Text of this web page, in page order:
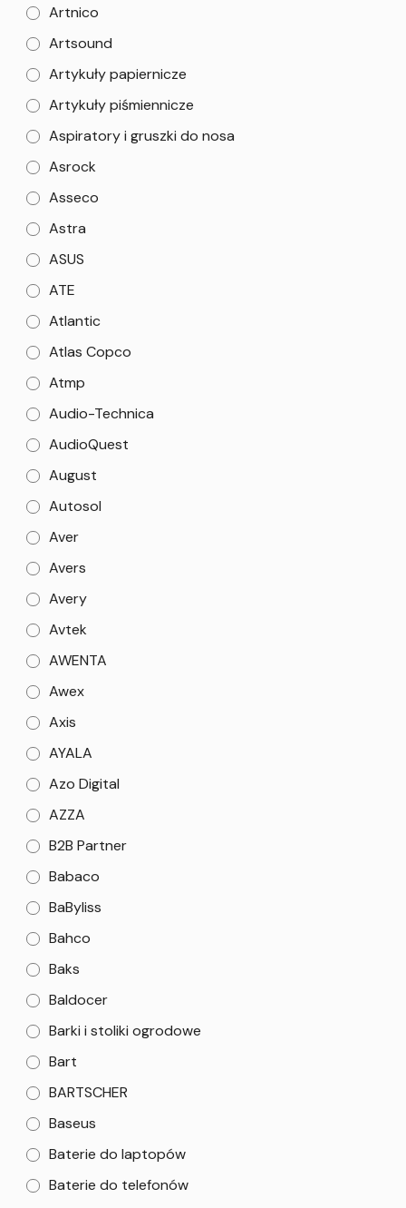
Artnico
Artsound
Artykuły papiernicze
Artykuły piśmiennicze
Aspiratory i gruszki do nosa
Asrock
Asseco
Astra
ASUS
ATE
Atlantic
Atlas Copco
Atmp
Audio-Technica
AudioQuest
August
Autosol
Aver
Avers
Avery
Avtek
AWENTA
Awex
Axis
AYALA
Azo Digital
AZZA
B2B Partner
Babaco
BaByliss
Bahco
Baks
Baldocer
Barki i stoliki ogrodowe
Bart
BARTSCHER
Baseus
Baterie do laptopów
Baterie do telefonów